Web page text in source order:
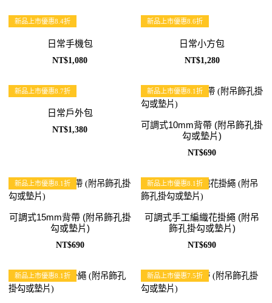
新品上市優惠8.4折
日常手機包
NT$1,080
新品上市優惠8.6折
日常小方包
NT$1,280
新品上市優惠8.7折
日常戶外包
NT$1,380
新品上市優惠8.1折
可調式10mm背帶 (附吊飾孔掛
勾或墊片)
NT$690
新品上市優惠8.1折
可調式15mm背帶 (附吊飾孔掛
勾或墊片)
NT$690
新品上市優惠8.1折
可調式手工編織花掛繩 (附吊
飾孔掛勾或墊片)
NT$690
新品上市優惠8.1折 新品上市優惠7.5折